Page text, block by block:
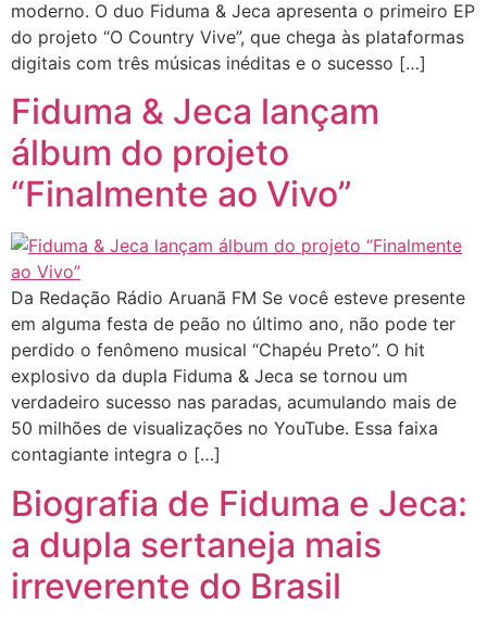
moderno. O duo Fiduma & Jeca apresenta o primeiro EP
do projeto “O Country Vive”, que chega às plataformas
digitais com três músicas inéditas e o sucesso […]
Fiduma & Jeca lançam
álbum do projeto
“Finalmente ao Vivo”
Da Redação Rádio Aruanã FM Se você esteve presente
em alguma festa de peão no último ano, não pode ter
perdido o fenômeno musical “Chapéu Preto”. O hit
explosivo da dupla Fiduma & Jeca se tornou um
verdadeiro sucesso nas paradas, acumulando mais de
50 milhões de visualizações no YouTube. Essa faixa
contagiante integra o […]
Biografia de Fiduma e Jeca:
a dupla sertaneja mais
irreverente do Brasil